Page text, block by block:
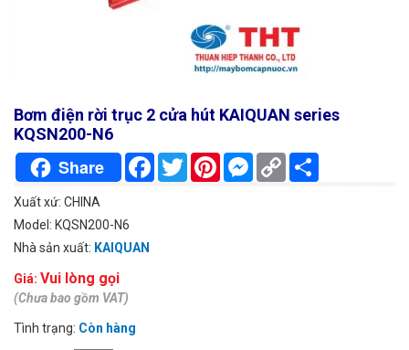
Bơm điện rời trục 2 cửa hút KAIQUAN series
KQSN200-N6
Share FacebookTwitterPinterestMessenger
Copy
Link
Xuất xứ: CHINA
Model: KQSN200-N6
Nhà sản xuất: KAIQUAN
Giá: Vui lòng gọi
(Chưa bao gồm VAT)
Tình trạng: Còn hàng